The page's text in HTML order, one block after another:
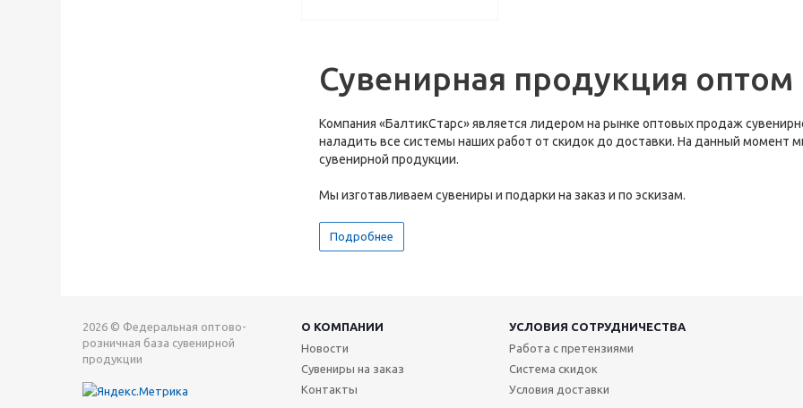
Сувенирная продукция оптом
Компания «БалтикСтарс» является лидером на рынке оптовых продаж
наладить все системы наших работ от скидок до доставки. На данный
сувенирной продукции.
Мы изготавливаем сувениры и подарки на заказ и по эскизам.
Подробнее
2026 © Федеральная оптово-
розничная база сувенирной
продукции
О КОМПАНИИ
УСЛОВИЯ СОТРУДНИЧЕСТВА
Новости
Сувениры на заказ
Контакты
Работа с претензиями
Система скидок
Условия доставки